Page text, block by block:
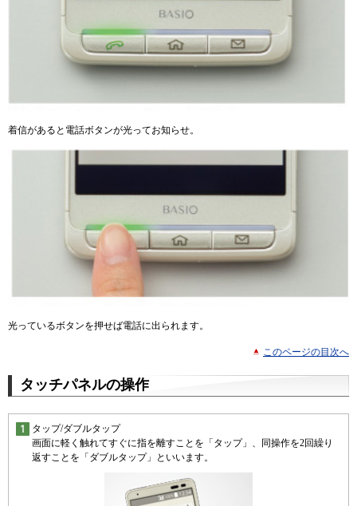
着信があると電話ボタンが光ってお知らせ。
光っているボタンを押せば電話に出られます。
このページの目次へ
タッチパネルの操作
タップ/ダブルタップ
画面に軽く触れてすぐに指を離すことを「タップ」、同操作を2回繰り
返すことを「ダブルタップ」といいます。